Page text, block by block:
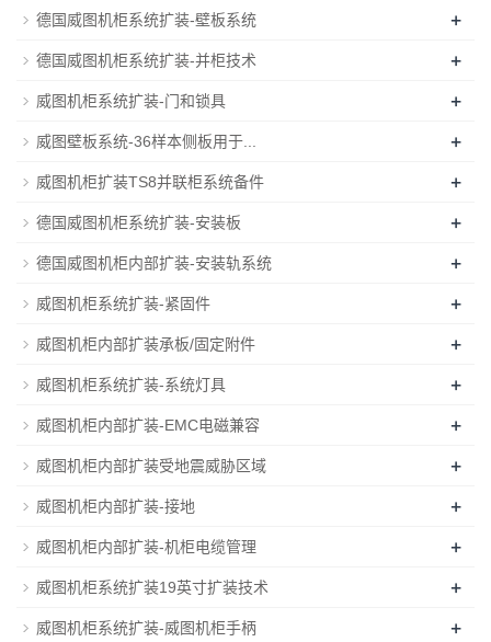
德国威图机柜系统扩装-壁板系统 +
德国威图机柜系统扩装-并柜技术 +
威图机柜系统扩装-门和锁具 +
威图壁板系统-36样本侧板用于... +
威图机柜扩装TS8并联柜系统备件 +
德国威图机柜系统扩装-安装板 +
德国威图机柜内部扩装-安装轨系统 +
威图机柜系统扩装-紧固件 +
威图机柜内部扩装承板/固定附件 +
威图机柜系统扩装-系统灯具 +
威图机柜内部扩装-EMC电磁兼容 +
威图机柜内部扩装受地震威胁区域 +
威图机柜内部扩装-接地 +
威图机柜内部扩装-机柜电缆管理 +
威图机柜系统扩装19英寸扩装技术 +
威图机柜系统扩装-威图机柜手柄 +